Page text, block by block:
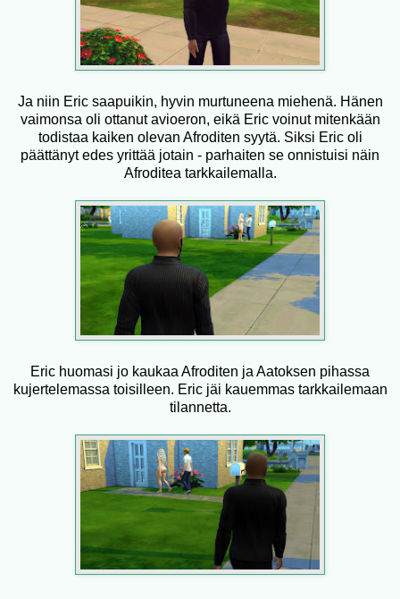
Ja niin Eric saapuikin, hyvin murtuneena miehenä. Hänen
vaimonsa oli ottanut avioeron, eikä Eric voinut mitenkään
todistaa kaiken olevan Afroditen syytä. Siksi Eric oli
päättänyt edes yrittää jotain - parhaiten se onnistuisi näin
Afroditea tarkkailemalla.
Eric huomasi jo kaukaa Afroditen ja Aatoksen pihassa
kujertelemassa toisilleen. Eric jäi kauemmas tarkkailemaan
tilannetta.